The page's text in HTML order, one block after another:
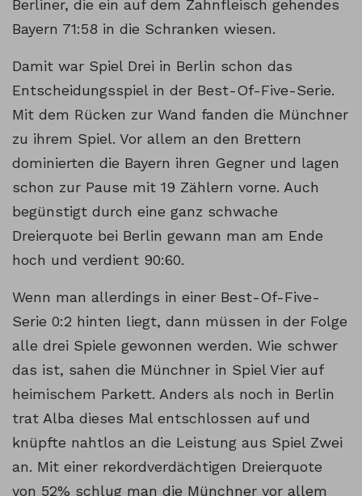
Berliner, die ein auf dem Zahnfleisch gehendes
Bayern 71:58 in die Schranken wiesen.
Damit war Spiel Drei in Berlin schon das
Entscheidungsspiel in der Best-Of-Five-Serie.
Mit dem Rücken zur Wand fanden die Münchner
zu ihrem Spiel. Vor allem an den Brettern
dominierten die Bayern ihren Gegner und lagen
schon zur Pause mit 19 Zählern vorne. Auch
begünstigt durch eine ganz schwache
Dreierquote bei Berlin gewann man am Ende
hoch und verdient 90:60.
Wenn man allerdings in einer Best-Of-Five-
Serie 0:2 hinten liegt, dann müssen in der Folge
alle drei Spiele gewonnen werden. Wie schwer
das ist, sahen die Münchner in Spiel Vier auf
heimischem Parkett. Anders als noch in Berlin
trat Alba dieses Mal entschlossen auf und
knüpfte nahtlos an die Leistung aus Spiel Zwei
an. Mit einer rekordverdächtigen Dreierquote
von 52% schlug man die Münchner vor allem